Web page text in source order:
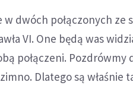
w dwóch połączonych ze
VI. One będą was
połączeni. Pozdrówmy
Dlatego są właśnie